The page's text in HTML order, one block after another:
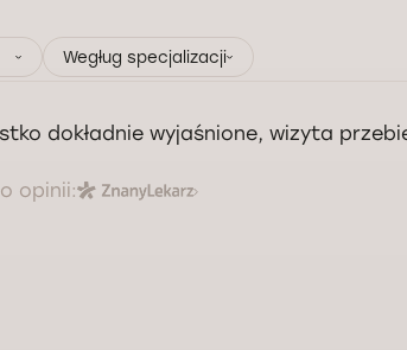
Wegług specjalizacji
dokładnie wyjaśnione, wizyta
opinii: